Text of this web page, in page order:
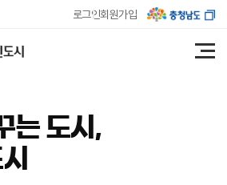
로그인회원가입
는 도시,